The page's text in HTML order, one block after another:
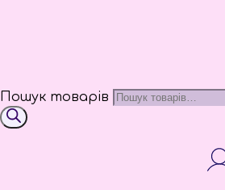
Пошук товарів